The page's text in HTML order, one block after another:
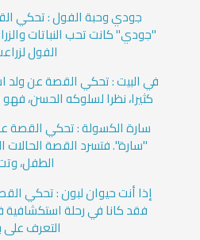
جودي وحبة الفول : تحكي
"جودي" كانت تحب النباتات
الفول
في البيت : تحكي القصة عن ولد
كثيرا، نظرا لسلوكه الحسن،
سارة الكسولة : تحكي
"سارة". فتسرد القصة الحالات
الطفل،
إذا أنت حيوان لبون : تحكي
فقد كانا في رحلة استكشافية
التعرف على